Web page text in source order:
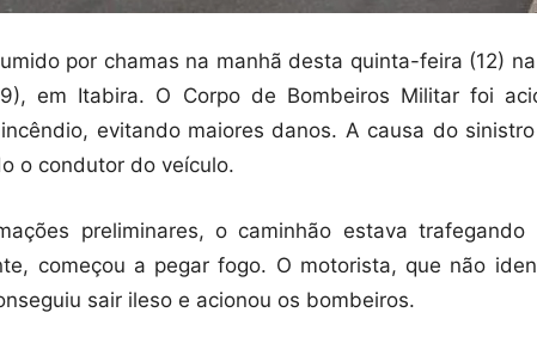
por chamas na manhã desta quinta-feira (12)
em Itabira. O Corpo de Bombeiros Militar foi
evitando maiores danos. A causa do
o condutor do veículo.
preliminares, o caminhão estava trafegando
começou a pegar fogo. O motorista, que não
sair ileso e acionou os bombeiros.